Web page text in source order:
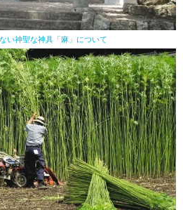
い神聖な神具「麻」について